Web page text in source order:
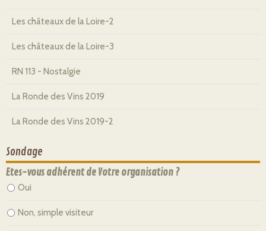
Les châteaux de la Loire-2
Les châteaux de la Loire-3
RN 113 - Nostalgie
La Ronde des Vins 2019
La Ronde des Vins 2019-2
Sondage
Etes-vous adhérent de Votre organisation ?
Oui
Non, simple visiteur